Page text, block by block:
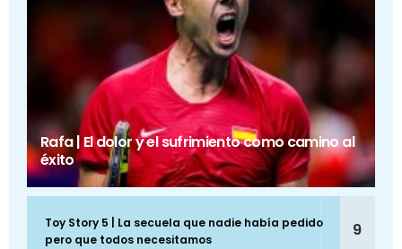
Rafa | El dolor y el sufrimiento como camino al
éxito
Toy Story 5 | La secuela que nadie había pedido
pero que todos necesitamos
9